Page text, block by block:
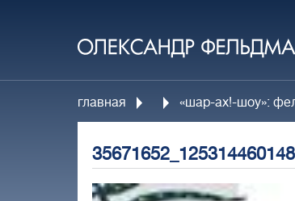
главная «шар-ах!-шоу»: